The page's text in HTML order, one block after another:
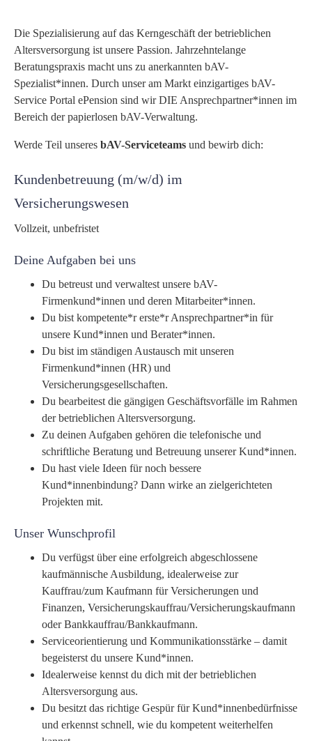
Die Spezialisierung auf das Kerngeschäft der betrieblichen
Altersversorgung ist unsere Passion. Jahrzehntelange
Beratungspraxis macht uns zu anerkannten bAV-
Spezialist*innen. Durch unser am Markt einzigartiges bAV-
Service Portal ePension sind wir DIE Ansprechpartner*innen im
Bereich der papierlosen bAV-Verwaltung.
Werde Teil unseres bAV-Serviceteams und bewirb dich:
Kundenbetreuung (m/w/d) im
Versicherungswesen
Vollzeit, unbefristet
Deine Aufgaben bei uns
Du betreust und verwaltest unsere bAV-
Firmenkund*innen und deren Mitarbeiter*innen.
Du bist kompetente*r erste*r Ansprechpartner*in für
unsere Kund*innen und Berater*innen.
Du bist im ständigen Austausch mit unseren
Firmenkund*innen (HR) und
Versicherungsgesellschaften.
Du bearbeitest die gängigen Geschäftsvorfälle im Rahmen
der betrieblichen Altersversorgung.
Zu deinen Aufgaben gehören die telefonische und
schriftliche Beratung und Betreuung unserer Kund*innen.
Du hast viele Ideen für noch bessere
Kund*innenbindung? Dann wirke an zielgerichteten
Projekten mit.
Unser Wunschprofil
Du verfügst über eine erfolgreich abgeschlossene
kaufmännische Ausbildung, idealerweise zur
Kauffrau/zum Kaufmann für Versicherungen und
Finanzen, Versicherungskauffrau/Versicherungskaufmann
oder Bankkauffrau/Bankkaufmann.
Serviceorientierung und Kommunikationsstärke – damit
begeisterst du unsere Kund*innen.
Idealerweise kennst du dich mit der betrieblichen
Altersversorgung aus.
Du besitzt das richtige Gespür für Kund*innenbedürfnisse
und erkennst schnell, wie du kompetent weiterhelfen